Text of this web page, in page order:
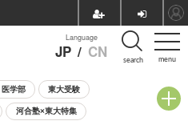
menu
Language
JP / CN search
医学部 東大受験
河合塾×東大特集